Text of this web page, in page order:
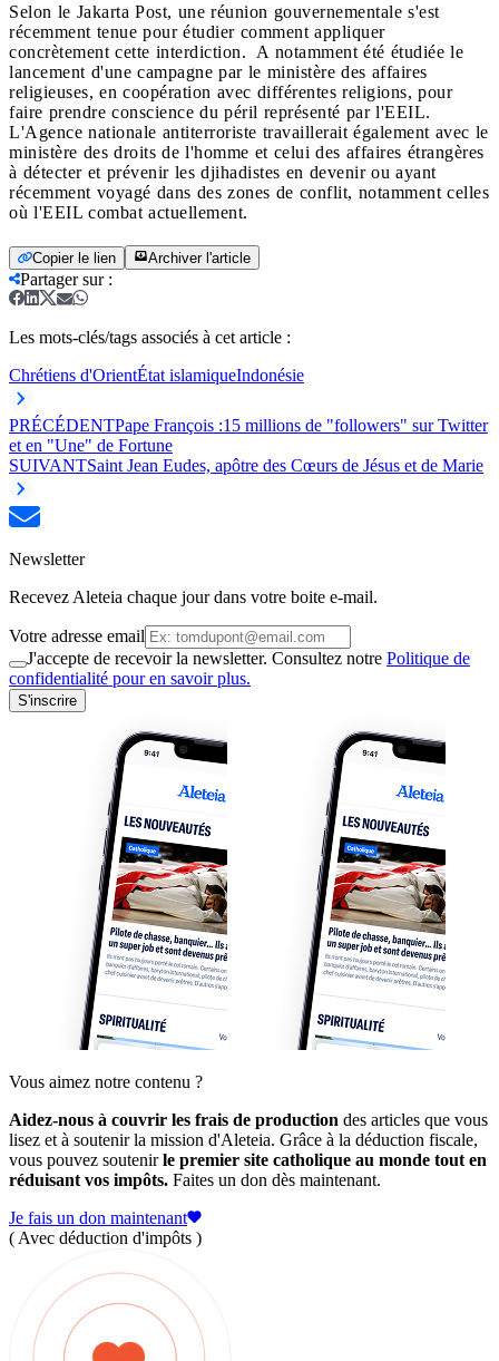
Selon le Jakarta Post, une réunion gouvernementale s'est
récemment tenue pour étudier comment appliquer
concrètement cette interdiction. A notamment été étudiée le
lancement d'une campagne par le ministère des affaires
religieuses, en coopération avec différentes religions, pour
faire prendre conscience du péril représenté par l'EEIL.
L'Agence nationale antiterroriste travaillerait également avec le
ministère des droits de l'homme et celui des affaires étrangères
à détecter et prévenir les djihadistes en devenir ou ayant
récemment voyagé dans des zones de conflit, notamment celles
où l'EEIL combat actuellement.
Copier le lien Archiver l'article
Partager sur:
Les mots-clés/tags associés à cet article :
Chrétiens d'OrientÉtat islamiqueIndonésie
PRÉCÉDENTPape François :15 millions de "followers" sur Twitter
et en "Une" de Fortune
SUIVANTSaint Jean Eudes, apôtre des Cœurs de Jésus et de Marie
Newsletter
Recevez Aleteia chaque jour dans votre boite e-mail.
Votre adresse email
J'accepte de recevoir la newsletter. Consultez notre Politique de
confidentialité pour en savoir plus.
S'inscrire
Vous aimez notre contenu ?
Aidez-nous à couvrir les frais de production des articles que vous
lisez et à soutenir la mission d'Aleteia. Grâce à la déduction fiscale,
vous pouvez soutenirle premier site catholique au monde tout en
réduisant vos impôts. Faites un don dès maintenant.
Je fais un don maintenant
( Avec déduction d'impôts )